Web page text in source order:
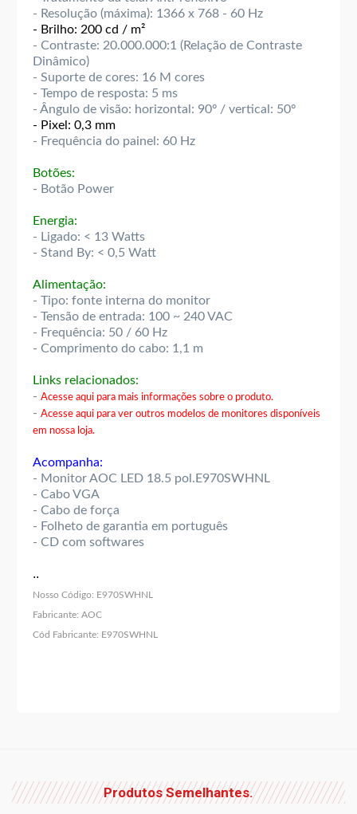
- Resolução (máxima): 1366 x 768 - 60 Hz
- Brilho: 200 cd / m²
- Contraste: 20.000.000:1 (Relação de Contraste
Dinâmico)
- Suporte de cores: 16 M cores
- Tempo de resposta: 5 ms
- Ângulo de visão: horizontal: 90º / vertical: 50º
- Pixel: 0,3 mm
- Frequência do painel: 60 Hz
Botões:
- Botão Power
Energia:
- Ligado: < 13 Watts
- Stand By: < 0,5 Watt
Alimentação:
- Tipo: fonte interna do monitor
- Tensão de entrada: 100 ~ 240 VAC
- Frequência: 50 / 60 Hz
- Comprimento do cabo: 1,1 m
Links relacionados:
- Acesse aqui para mais informações sobre o produto.
- Acesse aqui para ver outros modelos de monitores disponíveis
em nossa loja.
Acompanha:
- Monitor AOC LED 18.5 pol.E970SWHNL
- Cabo VGA
- Cabo de força
- Folheto de garantia em português
- CD com softwares
..
Nosso Código: E970SWHNL
Fabricante: AOC
Cód Fabricante: E970SWHNL
Produtos Semelhantes.